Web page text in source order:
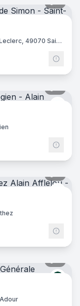
54 Rue de la Liberté Centre commercial Leclerc, 49070 Saint-Léger-de-Linières